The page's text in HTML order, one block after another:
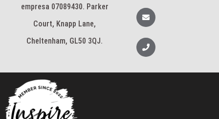
empresa 07089430. Parker
Court, Knapp Lane,
Cheltenham, GL50 3QJ.
a
g
m
E
n
v
l
o
p
T
e
l